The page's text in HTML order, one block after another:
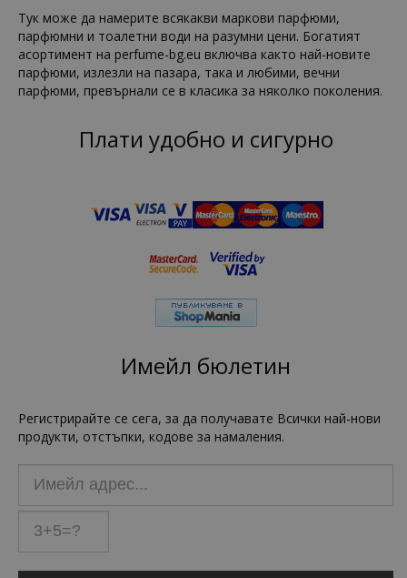
Тук може да намерите всякакви маркови парфюми,
парфюмни и тоалетни води на разумни цени. Богатият
асортимент на perfume-bg.eu включва както най-новите
парфюми, излезли на пазара, така и любими, вечни
парфюми, превърнали се в класика за няколко поколения.
Плати удобно и сигурно
Имейл бюлетин
Регистрирайте се сега, за да получавате Всички най-нови
продукти, отстъпки, кодове за намаления.